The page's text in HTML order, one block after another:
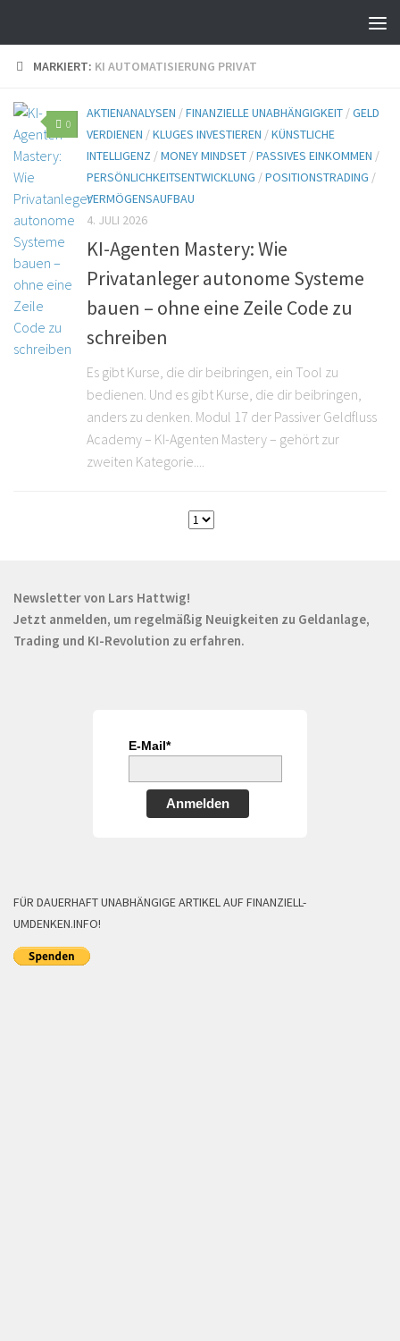
MARKIERT: KI AUTOMATISIERUNG PRIVAT
0
AKTIENANALYSEN /FINANZIELLE UNABHÄNGIGKEIT /GELD
VERDIENEN /KLUGES INVESTIEREN /KÜNSTLICHE
INTELLIGENZ /MONEY MINDSET /PASSIVES EINKOMMEN /
PERSÖNLICHKEITSENTWICKLUNG /POSITIONSTRADING /
VERMÖGENSAUFBAU
4. JULI 2026
KI-Agenten Mastery: Wie
Privatanleger autonome Systeme
bauen – ohne eine Zeile Code zu
schreiben
Es gibt Kurse, die dir beibringen, ein Tool zu
bedienen. Und es gibt Kurse, die dir beibringen,
anders zu denken. Modul 17 der Passiver Geldfluss
Academy – KI-Agenten Mastery – gehört zur
zweiten Kategorie....
Newsletter von Lars Hattwig!
Jetzt anmelden, um regelmäßig Neuigkeiten zu Geldanlage,
Trading und KI-Revolution zu erfahren.
E-Mail*
Anmelden
FÜR DAUERHAFT UNABHÄNGIGE ARTIKEL AUF FINANZIELL-
UMDENKEN.INFO!